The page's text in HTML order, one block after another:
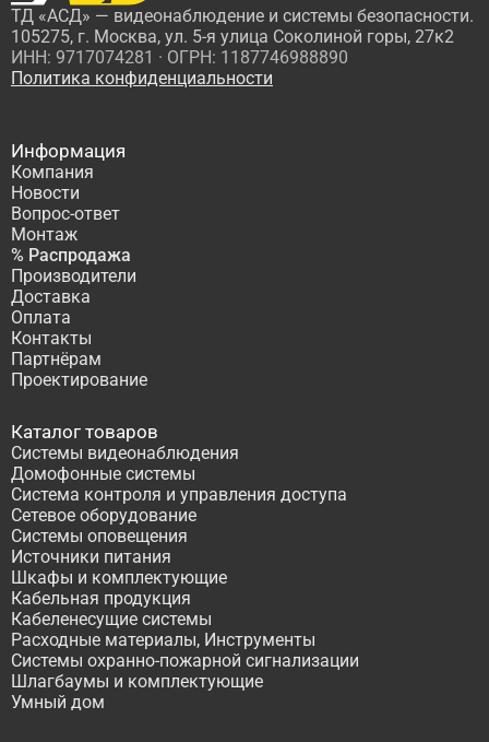
ТД «АСД» — видеонаблюдение и системы безопасности.
105275, г. Москва, ул. 5-я улица Соколиной горы, 27к2
ИНН: 9717074281 · ОГРН: 1187746988890
Политика конфиденциальности
Информация
Компания
Новости
Вопрос-ответ
Монтаж
% Распродажа
Производители
Доставка
Оплата
Контакты
Партнёрам
Проектирование
Каталог товаров
Системы видеонаблюдения
Домофонные системы
Система контроля и управления доступа
Сетевое оборудование
Системы оповещения
Источники питания
Шкафы и комплектующие
Кабельная продукция
Кабеленесущие системы
Расходные материалы, Инструменты
Системы охранно-пожарной сигнализации
Шлагбаумы и комплектующие
Умный дом